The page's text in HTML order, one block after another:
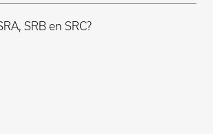
SRB en SRC?